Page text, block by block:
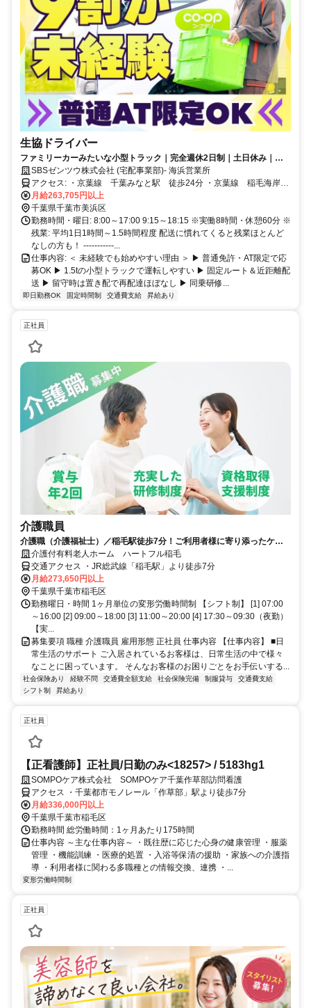
生協ドライバー
ファミリーカーみたいな小型トラック｜完全週休2日制｜土日休み｜こ
の先家族が増えても安心の大手企業
SBSゼンツウ株式会社 (宅配事業部)- 海浜営業所
アクセス: ・京葉線 千葉みなと駅 徒歩24分 ・京葉線 稲毛海岸
駅 徒歩20分
月給263,705円以上
千葉県千葉市美浜区
勤務時間・曜日: 8:00～17:00 9:15～18:15 ※実働8時間・休憩60分 ※
残業: 平均1日1時間～1.5時間程度 配送に慣れてくると残業ほとんど
なしの方も！ -----------...
仕事内容: ＜ 未経験でも始めやすい理由 ＞ ▶ 普通免許・AT限定で応
募OK ▶ 1.5tの小型トラックで運転しやすい ▶ 固定ルート＆近距離配
送 ▶ 留守時は置き配で再配達ほぼなし ▶ 同乗研修...
即日勤務OK 固定時間制 交通費支給 昇給あり
正社員
介護職員
介護職（介護福祉士）／稲毛駅徒歩7分！ご利用者様に寄り添ったケア
をご提供♪
介護付有料老人ホーム ハートフル稲毛
交通アクセス ・JR総武線「稲毛駅」より徒歩7分
月給273,650円以上
千葉県千葉市稲毛区
勤務曜日・時間 1ヶ月単位の変形労働時間制 【シフト制】 [1] 07:00
～16:00 [2] 09:00～18:00 [3] 11:00～20:00 [4] 17:30～09:30（夜勤）
【実...
募集要項 職種 介護職員 雇用形態 正社員 仕事内容 【仕事内容】 ■日
常生活のサポート ご入居されているお客様は、日常生活の中で様々
なことに困っています。 そんなお客様のお困りごとをお手伝いする...
社会保険あり 経験不問 交通費全額支給 社会保険完備 制服貸与
交通費支給
シフト制
昇給あり
正社員
【正看護師】正社員/日勤のみ<18257> / 5183hg1
SOMPOケア株式会社 SOMPOケア千葉作草部訪問看護
アクセス ・千葉都市モノレール「作草部」駅より徒歩7分
月給336,000円以上
千葉県千葉市稲毛区
勤務時間 総労働時間：1ヶ月あたり175時間
仕事内容 ～主な仕事内容～ ・既往歴に応じた心身の健康管理 ・服薬
管理 ・機能訓練 ・医療的処置 ・入浴等保清の援助 ・家族への介護指
導 ・利用者様に関わる多職種との情報交換、連携 ・...
変形労働時間制
正社員